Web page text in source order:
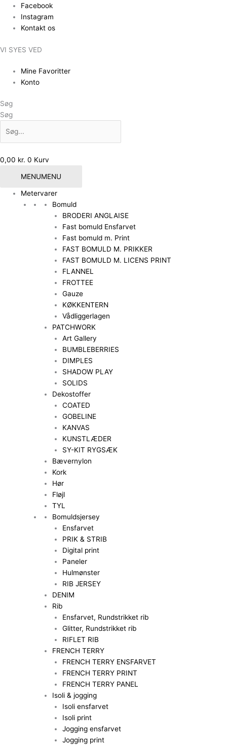
indholdet
Facebook
Instagram
Kontakt os
VI SYES VED
Mine Favoritter
Konto
Søg
Søg
0,00 kr. 0 Kurv
MENUMENU
Metervarer
Bomuld
BRODERI ANGLAISE
Fast bomuld Ensfarvet
Fast bomuld m. Print
FAST BOMULD M. PRIKKER
FAST BOMULD M. LICENS PRINT
FLANNEL
FROTTEE
Gauze
KØKKENTERN
Vådliggerlagen
PATCHWORK
Art Gallery
BUMBLEBERRIES
DIMPLES
SHADOW PLAY
SOLIDS
Dekostoffer
COATED
GOBELINE
KANVAS
KUNSTLÆDER
SY-KIT RYGSÆK
Bævernylon
Kork
Hør
Fløjl
TYL
Bomuldsjersey
Ensfarvet
PRIK & STRIB
Digital print
Paneler
Hulmønster
RIB JERSEY
DENIM
Rib
Ensfarvet, Rundstrikket rib
Glitter, Rundstrikket rib
RIFLET RIB
FRENCH TERRY
FRENCH TERRY ENSFARVET
FRENCH TERRY PRINT
FRENCH TERRY PANEL
Isoli & jogging
Isoli ensfarvet
Isoli print
Jogging ensfarvet
Jogging print